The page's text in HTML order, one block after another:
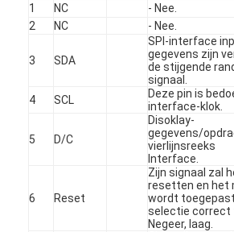
Nieuws
Gevallen
Offerte Aanvragen
IPS de Vertoning van TFT LCD
1 NC
- Nee.
2
NC - Nee.
3 SDA
SPI-interface
gegevens zijn
de stijgende
signaal.
4
SCL
Deze pin is
interface-klok.
5 D/C
Disoklay-
gegevens/
vierlijnsreeks
Interface.
6 Reset
Zijn signaal zal
resetten en het
wordt
selectie correct
Negeer, laag.